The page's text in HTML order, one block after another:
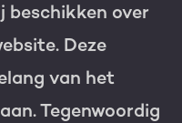
Zoek
beschikken over
Deze
van het
Tegenwoordig